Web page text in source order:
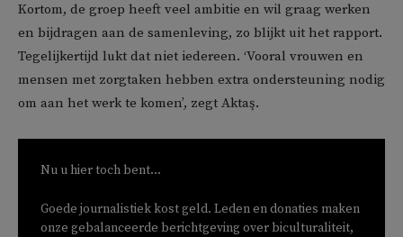
Kortom, de groep heeft veel ambitie en wil graag werken
en bijdragen aan de samenleving, zo blijkt uit het rapport.
Tegelijkertijd lukt dat niet iedereen. ‘Vooral vrouwen en
mensen met zorgtaken hebben extra ondersteuning nodig
om aan het werk te komen’, zegt Aktaş.
Nu u hier toch bent...
Goede journalistiek kost geld. Leden en donaties maken
onze gebalanceerde berichtgeving over biculturaliteit,